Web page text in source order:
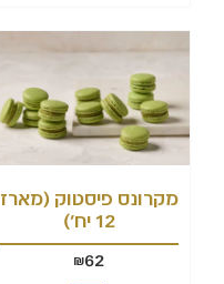
מקרונס פיסטוק (מארז
12 יח')
62
₪